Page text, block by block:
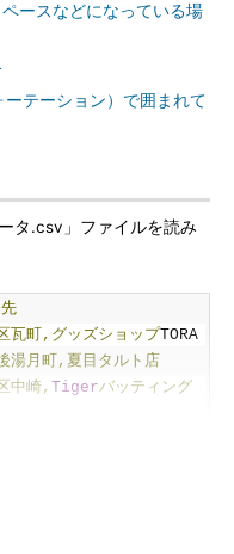
ースなどになっている場
テーション）で囲まれて
タ.csv」ファイルを読み
瓦町,グッズショップTORA
湯月町,夏目タルト店
中崎, Tigerバッティング
区日本橋,